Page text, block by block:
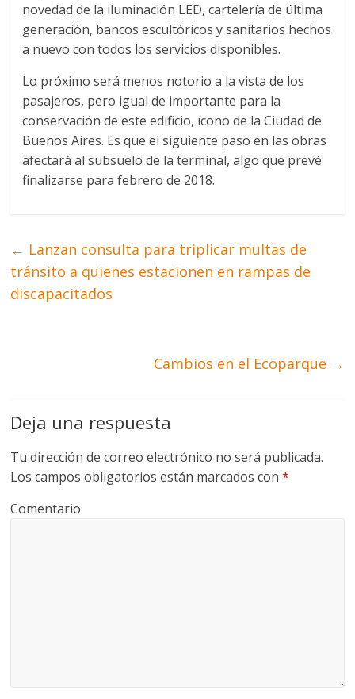
novedad de la iluminación LED, cartelería de última
generación, bancos escultóricos y sanitarios hechos
a nuevo con todos los servicios disponibles.
Lo próximo será menos notorio a la vista de los
pasajeros, pero igual de importante para la
conservación de este edificio, ícono de la Ciudad de
Buenos Aires. Es que el siguiente paso en las obras
afectará al subsuelo de la terminal, algo que prevé
finalizarse para febrero de 2018.
← Lanzan consulta para triplicar multas de
tránsito a quienes estacionen en rampas de
discapacitados
Cambios en el Ecoparque →
Deja una respuesta
Tu dirección de correo electrónico no será publicada.
Los campos obligatorios están marcados con*
Comentario